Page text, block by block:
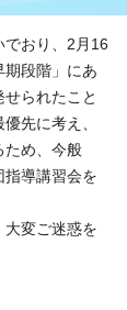
でおり、2月16
期段階」にあ
られたこと
先に考え、
ため、今般
指導講習会を
大変ご迷惑を